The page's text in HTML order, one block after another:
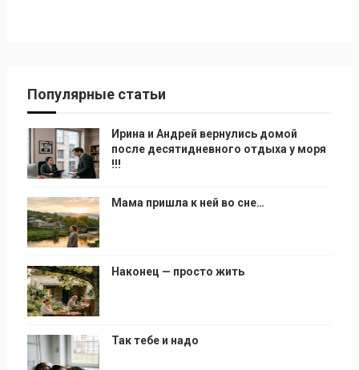
Популярные статьи
Ирина и Андрей вернулись домой
после десятидневного отдыха у моря
!!!
Мама пришла к ней во сне…
Наконец — просто жить
Так тебе и надо